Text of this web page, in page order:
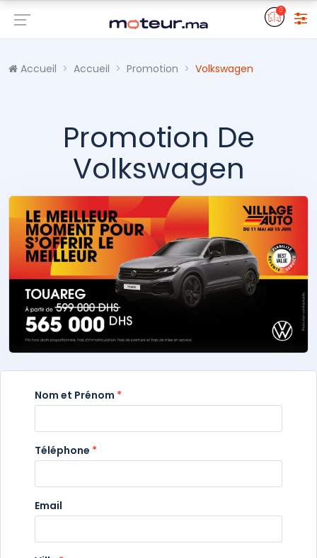
0
Accueil Accueil Promotion Volkswagen
Promotion De
Volkswagen
Nom et Prénom *
Téléphone *
Email